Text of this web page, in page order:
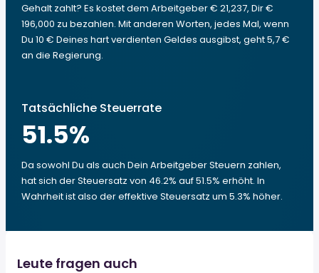
Gehalt zahlt? Es kostet dem Arbeitgeber € 21,237, Dir €
196,000 zu bezahlen. Mit anderen Worten, jedes Mal, wenn
Du 10 € Deines hart verdienten Geldes ausgibst, geht 5,7 €
an die Regierung.
Tatsächliche Steuerrate
51.5%
Da sowohl Du als auch Dein Arbeitgeber Steuern zahlen,
hat sich der Steuersatz von 46.2% auf 51.5% erhöht. In
Wahrheit ist also der effektive Steuersatz um 5.3% höher.
Leute fragen auch